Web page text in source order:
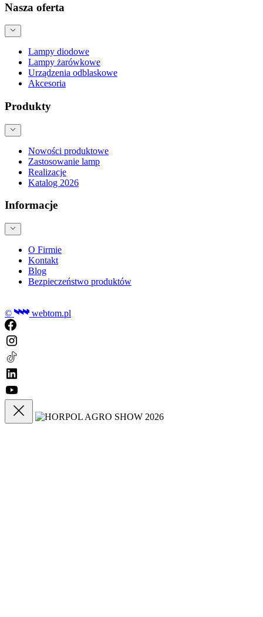
Nasza oferta
Lampy diodowe
Lampy żarówkowe
Urządzenia odblaskowe
Akcesoria
Produkty
Nowości produktowe
Zastosowanie lamp
Realizacje
Katalog 2026
Informacje
O Firmie
Kontakt
Blog
Bezpieczeństwo produktów
© webtom.pl